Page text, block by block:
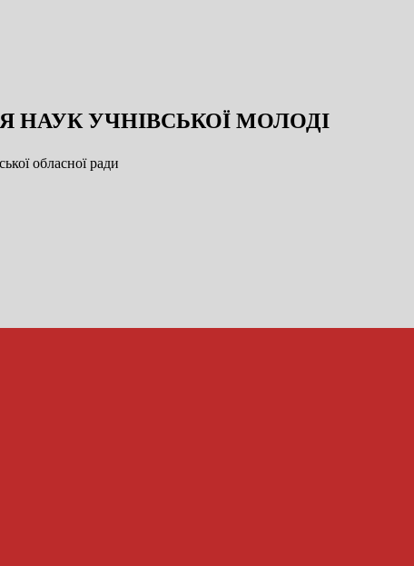
НАУК УЧНІВСЬКОЇ МОЛОДІ
обласної ради